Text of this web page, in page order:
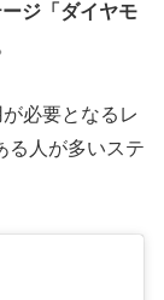
ジ「ダイヤモ
必要となるレ
る人が多いステ